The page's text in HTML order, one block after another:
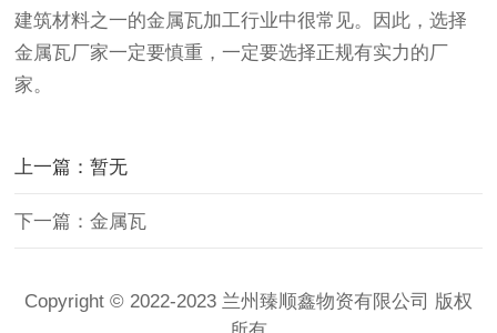
建筑材料之一的金属瓦加工行业中很常见。因此，选择
金属瓦厂家一定要慎重，一定要选择正规有实力的厂
家。
上一篇：暂无
下一篇：金属瓦
Copyright © 2022-2023 兰州臻顺鑫物资有限公司 版权